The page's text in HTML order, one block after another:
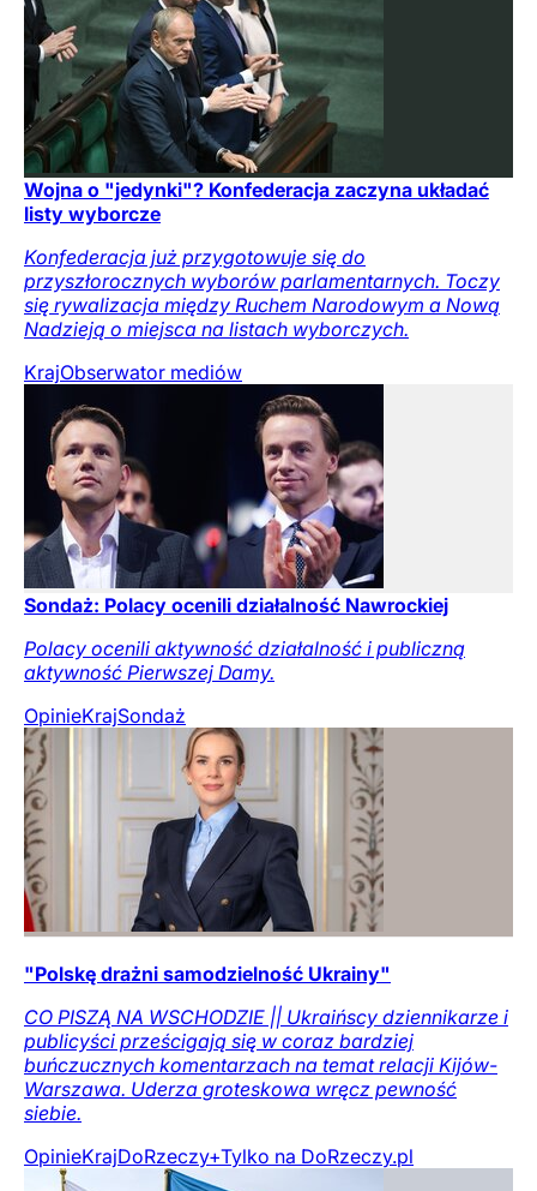
Wojna o "jedynki"? Konfederacja zaczyna układać
listy wyborcze
Konfederacja już przygotowuje się do
przyszłorocznych wyborów parlamentarnych. Toczy
się rywalizacja między Ruchem Narodowym a Nową
Nadzieją o miejsca na listach wyborczych.
KrajObserwator mediów
Sondaż: Polacy ocenili działalność Nawrockiej
Polacy ocenili aktywność działalność i publiczną
aktywność Pierwszej Damy.
OpinieKrajSondaż
"Polskę drażni samodzielność Ukrainy"
CO PISZĄ NA WSCHODZIE || Ukraińscy dziennikarze i
publicyści prześcigają się w coraz bardziej
buńczucznych komentarzach na temat relacji Kijów-
Warszawa. Uderza groteskowa wręcz pewność
siebie.
OpinieKrajDoRzeczy+Tylko na DoRzeczy.pl